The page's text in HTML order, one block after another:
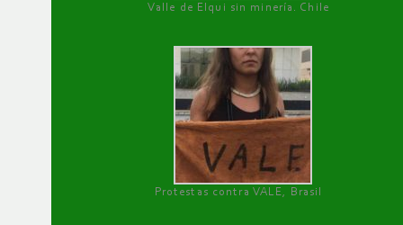
Valle de Elqui sin minería. Chile
Protestas contra VALE, Brasil